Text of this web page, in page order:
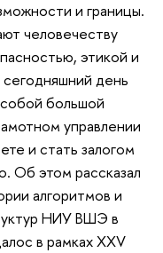
и границы.
человечеству
этикой и
день
большой
управлении
и стать залогом
Об этом рассказал
алгоритмов и
НИУ ВШЭ в
в рамках XXV